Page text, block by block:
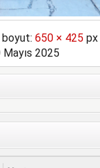
boyut: 650 × 425 px
Mayıs 2025